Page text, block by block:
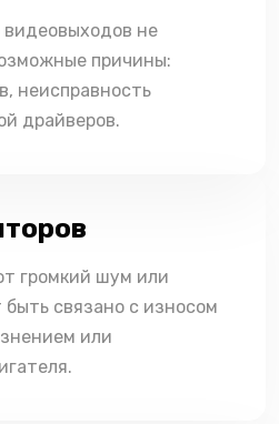
видеовыходов не
причины:
неисправность
драйверов.
громкий шум или
связано с износом
или